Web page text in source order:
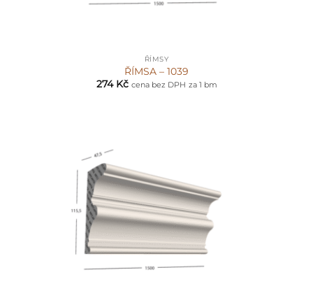
ŘÍMSY
ŘÍMSA – 1039
274 Kč cena bez DPH za 1 bm